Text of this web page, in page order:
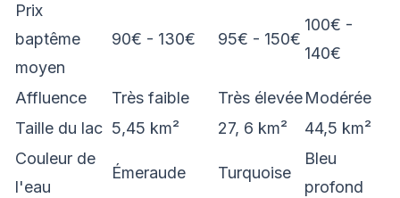
Prix
baptême
moyen
90€ - 130€ 95€ - 150€
100€ -
140€
Affluence Très faible Très élevéeModérée
Taille du lac 5,45 km² 27, 6 km²
44,5 km²
Couleur de
l'eau
Émeraude Turquoise
Bleu
profond